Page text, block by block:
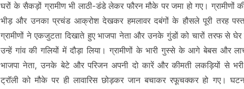
घरों के सैकड़ों ग्रामीण भी लाठी-डंडे लेकर फौरन मौके पर जमा हो गए। ग्रामीणों
भीड़ और उनका प्रचंड आक्रोश देखकर हमलावर दबंगों के हौसले पूरी तरह
ग्रामीणों ने एकजुटता दिखाते हुए भाजपा नेता और उनके गुंडों को चारों तरफ से घेर
उन्हें गांव की गलियों में दौड़ा लिया। ग्रामीणों के भारी गुस्से के आगे बेबस और
भाजपा नेता, उनके बेटे और परिजन अपनी दो कारें और कीमती लकड़ियों से
ट्रॉली को मौके पर ही लावारिस छोड़कर जान बचाकर रफूचक्कर हो गए।